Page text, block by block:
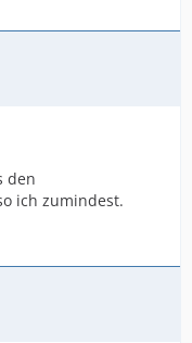
den
ich zumindest.